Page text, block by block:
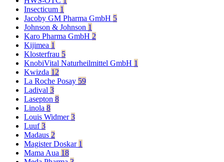
Insecticum 1
Jacoby GM Pharma GmbH 5
Johnson & Johnson 1
Karo Pharma GmbH 2
Kijimea 1
Klosterfrau 5
KnobiVital Naturheilmittel GmbH 1
Kwizda 12
La Roche Posay 59
Ladival 3
Lasepton 8
Linola 8
Louis Widmer3
Luuf3
Madaus 2
Magister Doskar 1
Mama Aua 18